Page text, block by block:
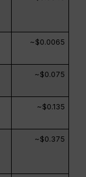
~$0.0065
~$0.075
~$0.135
~$0.375